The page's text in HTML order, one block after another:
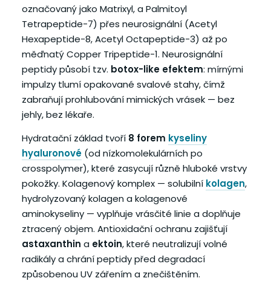
označovaný jako Matrixyl, a Palmitoyl
Tetrapeptide-7) přes neurosignální (Acetyl
Hexapeptide-8, Acetyl Octapeptide-3) až po
měďnatý Copper Tripeptide-1. Neurosignální
peptidy působí tzv. botox-like efektem: mírnými
impulzy tlumí opakované svalové stahy, čímž
zabraňují prohlubování mimických vrásek — bez
jehly, bez lékaře.
Hydratační základ tvoří 8 forem kyseliny
hyaluronové (od nízkomolekulárních po
crosspolymer), které zasycují různě hluboké vrstvy
pokožky. Kolagenový komplex — solubilní kolagen,
hydrolyzovaný kolagen a kolagenové
aminokyseliny — vyplňuje vrásčité linie a doplňuje
ztracený objem. Antioxidační ochranu zajišťují
astaxanthin a ektoin, které neutralizují volné
radikály a chrání peptidy před degradací
způsobenou UV zářením a znečištěním.